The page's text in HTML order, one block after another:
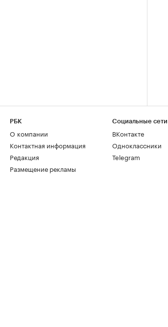
РБК
О компании
Контактная информация
Редакция
Размещение рекламы
Социальные сети
ВКонтакте
Одноклассники
Telegram